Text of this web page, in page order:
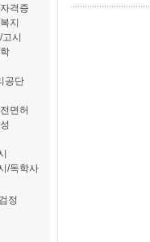
격증
지
시
공단
면허
/독학사
정